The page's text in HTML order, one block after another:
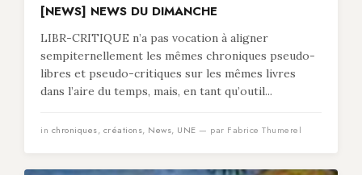
[NEWS] NEWS DU DIMANCHE
LIBR-CRITIQUE n’a pas vocation à aligner
sempiternellement les mêmes chroniques pseudo-
libres et pseudo-critiques sur les mêmes livres
dans l’aire du temps, mais, en tant qu’outil...
in chroniques, créations, News, UNE — par Fabrice Thumerel